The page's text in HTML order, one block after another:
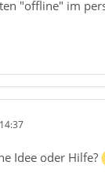
"offline" im
Idee oder Hilfe?